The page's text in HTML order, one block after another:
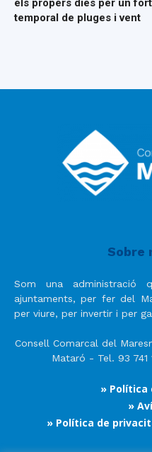
els propers dies per un fort
temporal de pluges i vent
Sobre
Som una administració
ajuntaments, per fer del
per viure, per invertir i per
Consell Comarcal del
Mataró - Tel. 93 741
» Política
»
» Política de